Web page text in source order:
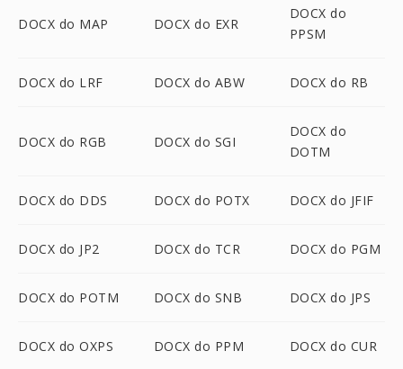
DOCX do MAP DOCX do EXR
DOCX do
PPSM
DOCX do LRF DOCX do ABW DOCX do RB
DOCX do RGB DOCX do SGI
DOCX do
DOTM
DOCX do DDS DOCX do POTX DOCX do JFIF
DOCX do JP2 DOCX do TCR DOCX do PGM
DOCX do POTM DOCX do SNB DOCX do JPS
DOCX do OXPS DOCX do PPM DOCX do CUR